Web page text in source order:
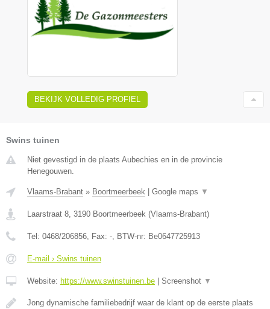
BEKIJK VOLLEDIG PROFIEL
Swins tuinen
Niet gevestigd in de plaats Aubechies en in de provincie
Henegouwen.
Vlaams-Brabant » Boortmeerbeek Google maps ▼
Laarstraat 8, 3190 Boortmeerbeek (Vlaams-Brabant)
Tel: 0468/206856, Fax: -, BTW-nr: Be0647725913
E-mail › Swins tuinen
Website: https://www.swinstuinen.be Screenshot ▼
Jong dynamische familiebedrijf waar de klant op de eerste plaats